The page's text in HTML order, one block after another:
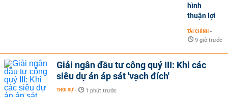
hình
thuận lợi
TÀI CHÍNH -
9 giờ trước
Giải ngân đầu tư công quý III: Khi các
siêu dự án áp sát 'vạch đích'
THỜI SỰ - 1 phút trước